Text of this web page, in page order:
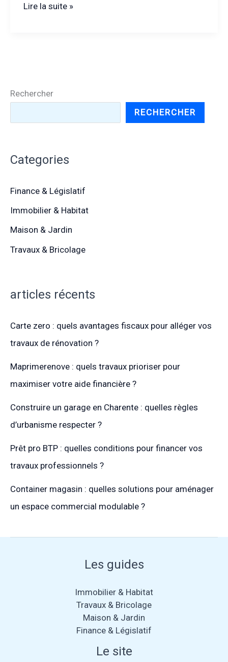
MMA
pour
démarches
Lire la suite »
Rechercher
RECHERCHER
Categories
Finance & Législatif
Immobilier & Habitat
Maison & Jardin
Travaux & Bricolage
articles récents
Carte zero : quels avantages fiscaux pour alléger vos
travaux de rénovation ?
Maprimerenove : quels travaux prioriser pour
maximiser votre aide financière ?
Construire un garage en Charente : quelles règles
d’urbanisme respecter ?
Prêt pro BTP : quelles conditions pour financer vos
travaux professionnels ?
Container magasin : quelles solutions pour aménager
un espace commercial modulable ?
Les guides
Immobilier & Habitat
Travaux & Bricolage
Maison & Jardin
Finance & Législatif
Le site